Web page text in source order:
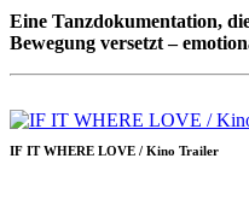
Eine Tanzdokumentation,
Bewegung versetzt –
IF IT WHERE LOVE / Kino Trailer